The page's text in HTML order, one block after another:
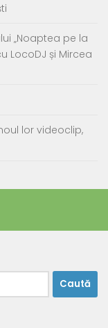
„Noaptea pe la
LocoDJ și Mircea
lor videoclip,